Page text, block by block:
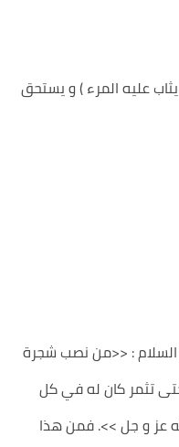
يثاب عليه المرء ) و يستحق
السلام : <<من نصب شجرة
تثمر كان له في كل
عز و جل >>. فمن هذا